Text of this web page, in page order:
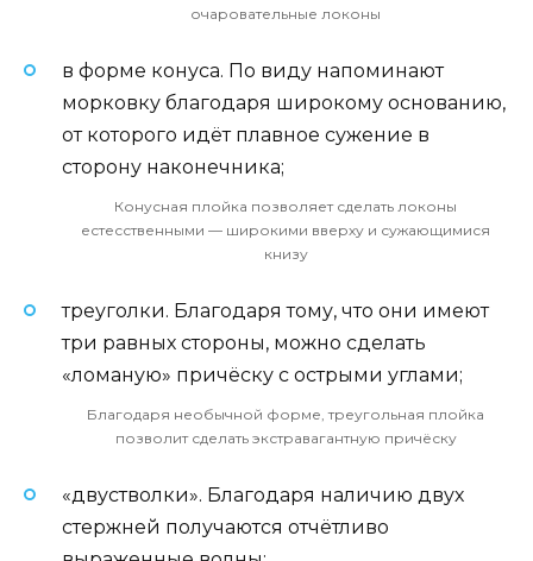
очаровательные локоны
в форме конуса. По виду напоминают
морковку благодаря широкому основанию,
от которого идёт плавное сужение в
сторону наконечника;
Конусная плойка позволяет сделать локоны
естесственными — широкими вверху и сужающимися
книзу
треуголки. Благодаря тому, что они имеют
три равных стороны, можно сделать
«ломаную» причёску с острыми углами;
Благодаря необычной форме, треугольная плойка
позволит сделать экстравагантную причёску
«двустволки». Благодаря наличию двух
стержней получаются отчётливо